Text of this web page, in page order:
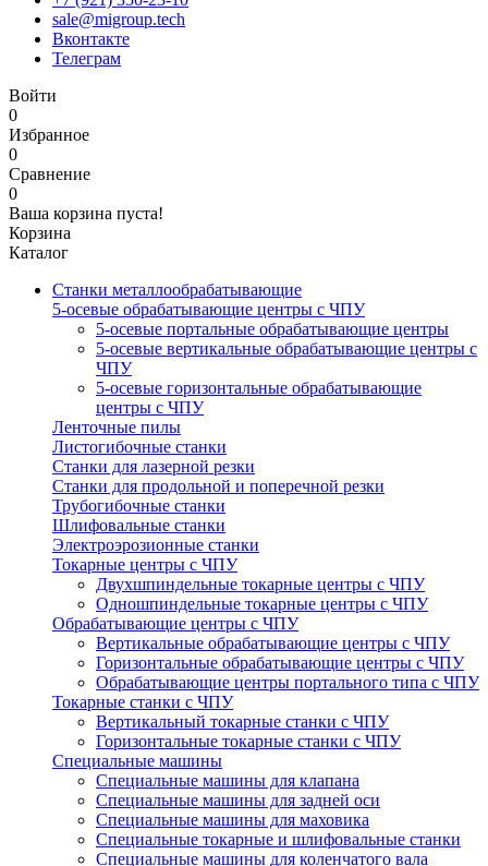
sale@migroup.tech
Вконтакте
Телеграм
Войти
0
Избранное
0
Сравнение
0
Ваша корзина пуста!
Корзина
Каталог
Станки металлообрабатывающие
5-осевые обрабатывающие центры с ЧПУ
5-осевые портальные обрабатывающие центры
5-осевые вертикальные обрабатывающие центры с
ЧПУ
5-осевые горизонтальные обрабатывающие
центры с ЧПУ
Ленточные пилы
Листогибочные станки
Станки для лазерной резки
Станки для продольной и поперечной резки
Трубогибочные станки
Шлифовальные станки
Электроэрозионные станки
Токарные центры с ЧПУ
Двухшпиндельные токарные центры с ЧПУ
Одношпиндельные токарные центры с ЧПУ
Обрабатывающие центры с ЧПУ
Вертикальные обрабатывающие центры с ЧПУ
Горизонтальные обрабатывающие центры с ЧПУ
Обрабатывающие центры портального типа с ЧПУ
Токарные станки с ЧПУ
Вертикальный токарные станки с ЧПУ
Горизонтальные токарные станки с ЧПУ
Специальные машины
Специальные машины для клапана
Специальные машины для задней оси
Специальные машины для маховика
Специальные токарные и шлифовальные станки
Специальные машины для коленчатого вала